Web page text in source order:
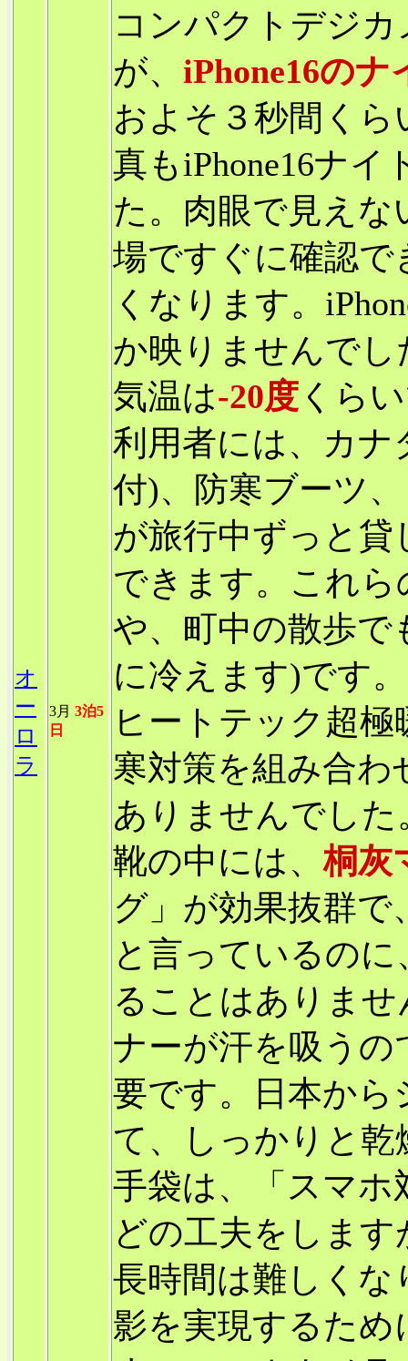
オ
ー
ロ
ラ
3月 3泊5
日
コンパクトデジ
が、 iPhone16のナ
およそ３秒間く
真もiPhone16ナ
た。肉眼で見え
場ですぐに確認で
くなります。
か映りませんでし
気温は-20度 くら
利用者には、カナ
付)、防寒ブーツ
が旅行中ずっと
できます。これ
や、町中の散歩で
に冷えます)です
ヒートテック超
寒対策を組み合わ
ありませんでした
靴の中には、桐灰
グ」が効果抜群
と言っているの
ることはありま
ナーが汗を吸う
要です。日本か
て、しっかりと
手袋は、「スマホ
どの工夫をしま
長時間は難しく
影を実現するた